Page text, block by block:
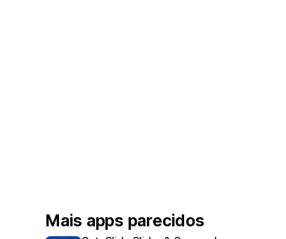
Mais apps parecidos